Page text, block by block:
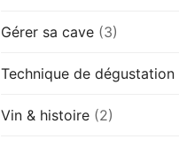
Gérer sa cave (3)
Technique de dégustation
Vin & histoire (2)